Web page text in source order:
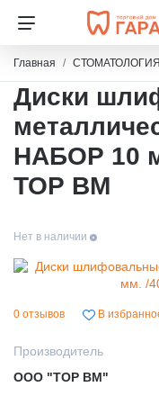
Главная СТОМАТОЛОГИЯ
Диски
НАБОР 10
ТОР ВМ
Нет в наличии
0 отзывов В
Производитель
ООО "ТОР ВМ"